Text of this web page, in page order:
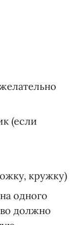
(если
кружку)
одного
должно